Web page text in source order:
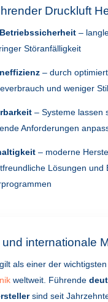
Druckluft
–
Störanfälligkeit
– durch
und weniger
– Systeme lassen
Anforderungen
– moderne
Lösungen und
internationale
als einer der
weltweit. Führende
sind seit